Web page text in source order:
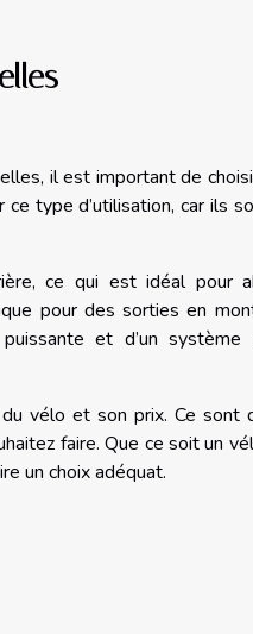
il est important de
type d’utilisation, car ils
ce qui est idéal pour
pour des sorties en
et d’un système
vélo et son prix. Ce sont
faire. Que ce soit un
un choix adéquat.